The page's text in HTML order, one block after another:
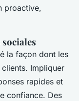
proactive,
la façon dont les
Impliquer
rapides et
confiance. Des